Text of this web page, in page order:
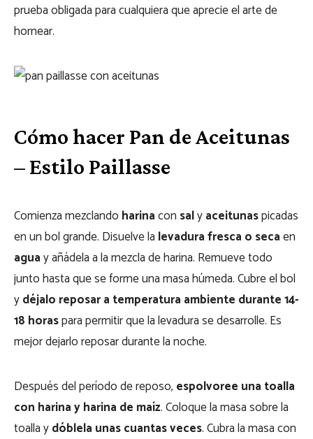
prueba obligada para cualquiera que aprecie el arte de
hornear.
Cómo hacer Pan de Aceitunas
– Estilo Paillasse
Comienza mezclando harinacon salyaceitunaspicadas
en un bol grande. Disuelve la levadura fresca o secaen
aguay añádela a la mezcla de harina. Remueve todo
junto hasta que se forme una masa húmeda. Cubre el bol
ydéjalo reposar a temperatura ambiente durante 14-
18 horaspara permitir que la levadura se desarrolle. Es
mejor dejarlo reposar durante la noche.
Después del período de reposo, espolvoree una toalla
con harina y harina de maíz. Coloque la masa sobre la
toalla ydóblela unas cuantas veces. Cubra la masa con